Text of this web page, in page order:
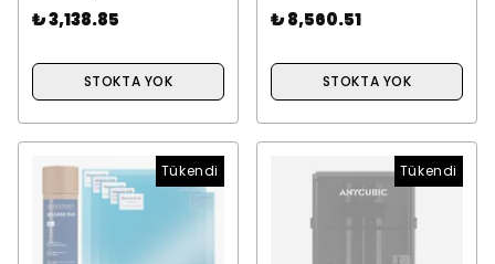
₺ 3,138.85
STOKTA YOK
₺ 8,560.51
STOKTA YOK
Tükendi Tükendi